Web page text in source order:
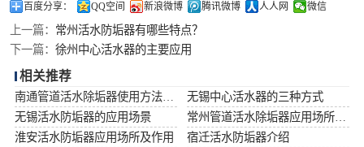
百度分享： QQ空间 新浪微博 腾讯微博 人人网 微信
上一篇： 常州活水防垢器有哪些特点？
下一篇： 徐州中心活水器的主要应用
相关推荐
无锡中心活水器的三种方式
无锡活水防垢器的应用场景
淮安活水防垢器应用场所及作用
宿迁活水防垢器介绍